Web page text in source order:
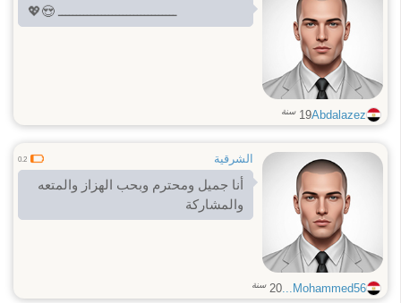
💖😍 ـــــــــــــــــــــــــــــــــ
Abdalazez
19 سنة
الشرقية 0.2
أنا جميل ومحترم وبحب الهزاز والمتعه
والمشاركة
Mohammed56...
20 سنة